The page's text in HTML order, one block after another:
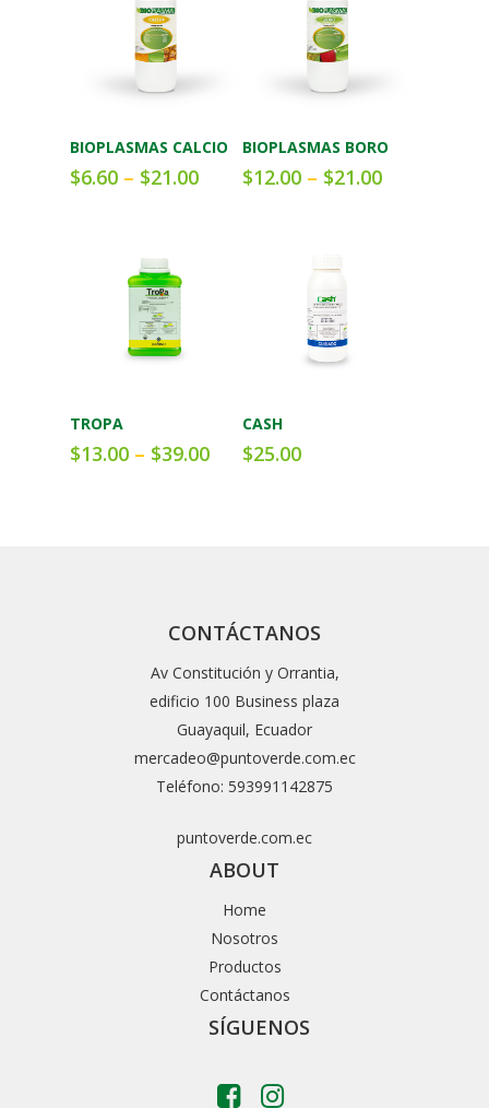
Añadir al carrito
BIOPLASMAS CALCIO
$6.60 – $21.00
Añadir al carrito
BIOPLASMAS BORO
$12.00– $21.00
Añadir al carrito
TROPA
$13.00 – $39.00
Añadir al carrito
CASH
$25.00
CONTÁCTANOS
Av Constitución y Orrantia,
edificio 100 Business plaza
Guayaquil, Ecuador
mercadeo@puntoverde.com.ec
Teléfono: 593991142875
puntoverde.com.ec
ABOUT
Home
Nosotros
Productos
Contáctanos
SÍGUENOS